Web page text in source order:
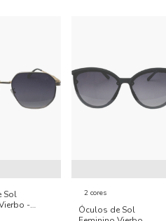
Sol
-
2 cores
Óculos de Sol